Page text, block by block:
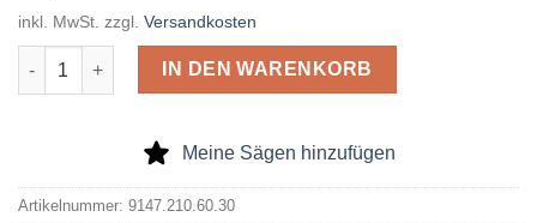
inkl. MwSt. zzgl. Versandkosten
AKE Handkreissägeblatt 210 x 2,4 x 30 Z= 60 FT Menge
IN DEN WARENKORB
Meine Sägen hinzufügen
Artikelnummer: 9147.210.60.30